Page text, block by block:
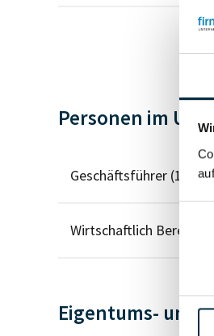
Personen im
Geschäftsführer (1)
Wirtschaftlich
Eigentums- und